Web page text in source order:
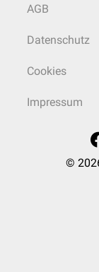
AGB
Datenschutz
Cookies
Impressum
©